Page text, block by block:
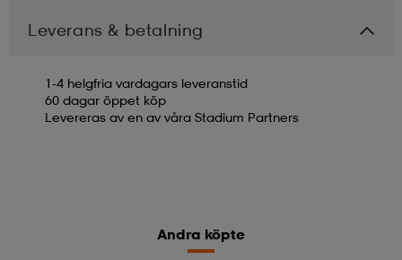
Leverans & betalning
1-4 helgfria vardagars leveranstid
60 dagar öppet köp
Levereras av en av våra Stadium Partners
Andra köpte